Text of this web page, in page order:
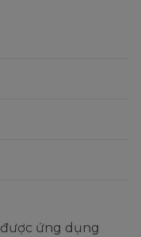
ứng dụng